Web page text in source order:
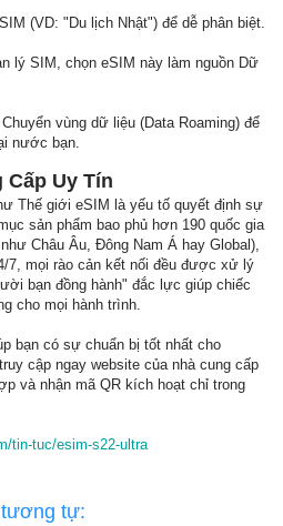
(VD: "Du lịch Nhật") để dễ phân biệt.
lý SIM, chọn eSIM này làm nguồn Dữ
vùng dữ liệu (Data Roaming) để
nước bạn.
Uy Tín
Thế giới eSIM là yếu tố quyết định sự
sản phẩm bao phủ hơn 190 quốc gia
Châu Âu, Đông Nam Á hay Global),
7, mọi rào cản kết nối đều được xử lý
bạn đồng hành" đắc lực giúp chiếc
cho mọi hành trình.
bạn có sự chuẩn bị tốt nhất cho
cập ngay website của nhà cung cấp
và nhận mã QR kích hoạt chỉ trong
tin-tuc/esim-s22-ultra
tự: